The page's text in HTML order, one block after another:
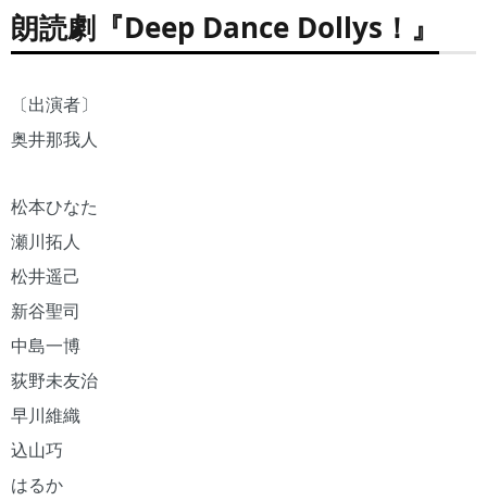
朗読劇『Deep Dance Dollys！』
〔出演者〕
奥井那我人
松本ひなた
瀬川拓人
松井遥己
新谷聖司
中島一博
荻野未友治
早川維織
込山巧
はるか